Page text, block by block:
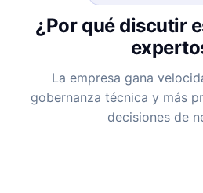
¿Por qué discutir
La empresa gana
gobernanza técnica y más
decisiones de